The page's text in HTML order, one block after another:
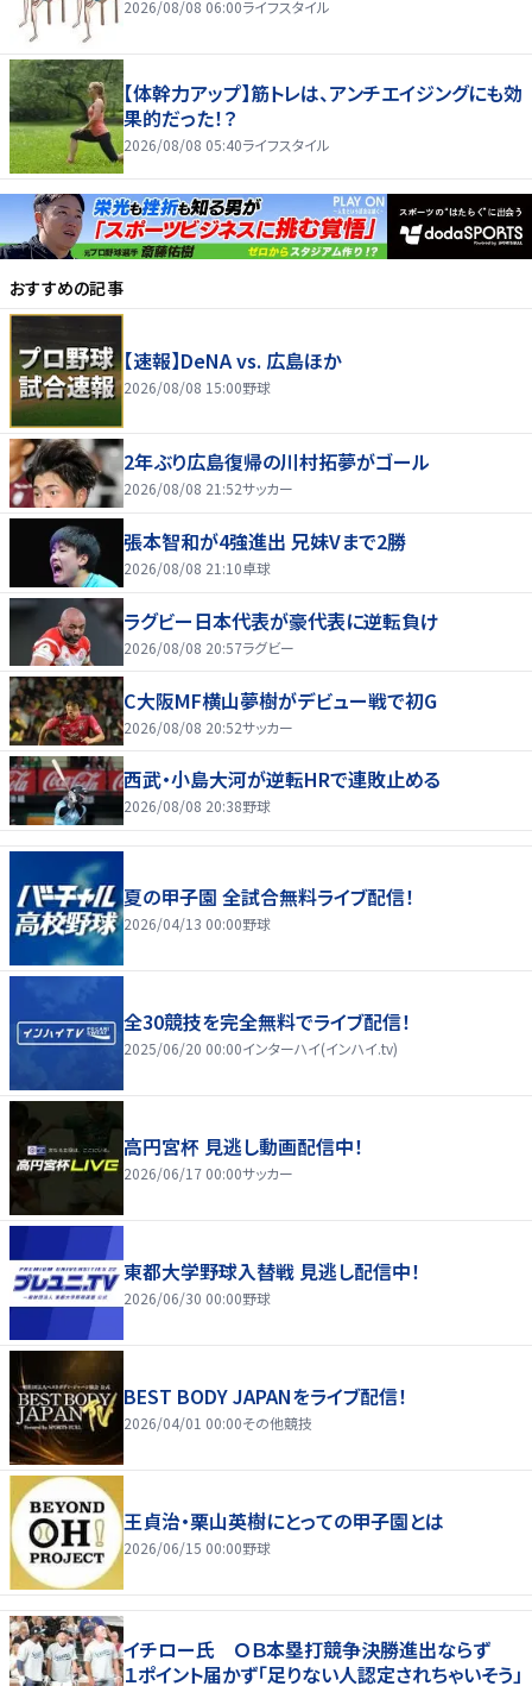
2026/08/08 06:00ライフスタイル
【体幹力アップ】筋トレは、アンチエイジングにも効
果的だった！？
2026/08/08 05:40ライフスタイル
おすすめの記事
【速報】DeNA vs. 広島ほか
2026/08/08 15:00野球
2年ぶり広島復帰の川村拓夢がゴール
2026/08/08 21:52サッカー
張本智和が4強進出 兄妹Vまで2勝
2026/08/08 21:10卓球
ラグビー日本代表が豪代表に逆転負け
2026/08/08 20:57ラグビー
C大阪MF横山夢樹がデビュー戦で初G
2026/08/08 20:52サッカー
西武・小島大河が逆転HRで連敗止める
2026/08/08 20:38野球
夏の甲子園 全試合無料ライブ配信！
2026/04/13 00:00野球
全30競技を完全無料でライブ配信！
2025/06/20 00:00インターハイ(インハイ.tv)
高円宮杯 見逃し動画配信中！
2026/06/17 00:00サッカー
東都大学野球入替戦 見逃し配信中！
2026/06/30 00:00野球
BEST BODY JAPANをライブ配信！
2026/04/01 00:00その他競技
王貞治・栗山英樹にとっての甲子園とは
2026/06/15 00:00野球
イチロー氏 ＯＢ本塁打競争決勝進出ならず
１ポイント届かず「足りない人認定されちゃいそう」